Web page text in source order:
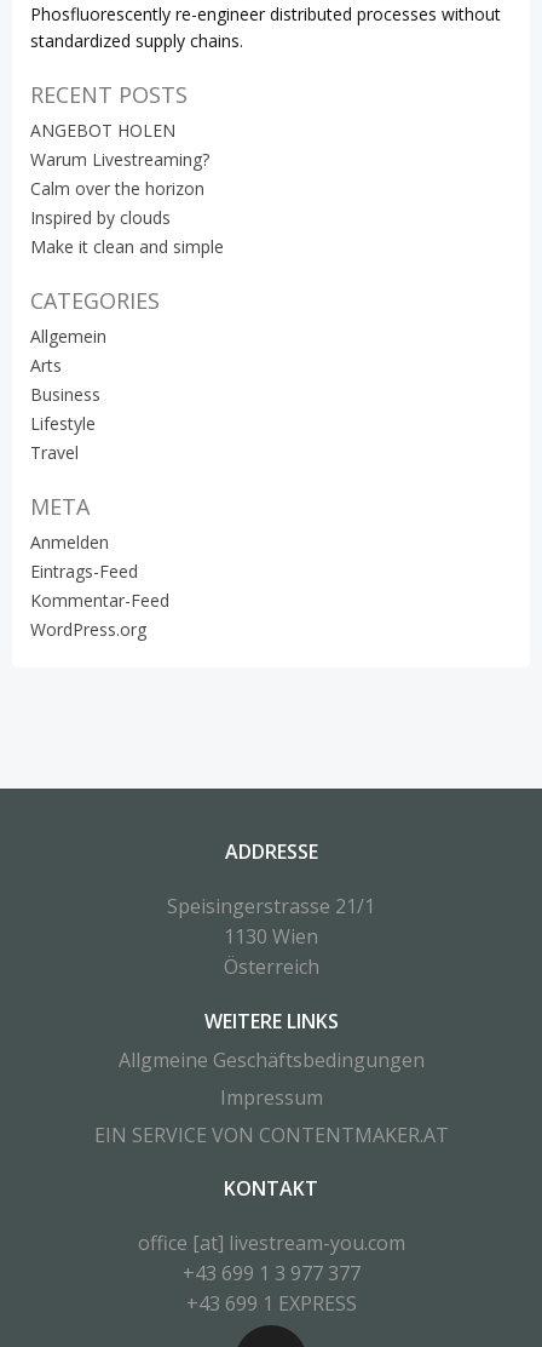
Phosfluorescently re-engineer distributed processes without
standardized supply chains.
RECENT POSTS
ANGEBOT HOLEN
Warum Livestreaming?
Calm over the horizon
Inspired by clouds
Make it clean and simple
CATEGORIES
Allgemein
Arts
Business
Lifestyle
Travel
META
Anmelden
Eintrags-Feed
Kommentar-Feed
WordPress.org
ADDRESSE
Speisingerstrasse 21/1
1130 Wien
Österreich
WEITERE LINKS
Allgmeine Geschäftsbedingungen
Impressum
EIN SERVICE VON CONTENTMAKER.AT
KONTAKT
office [at] livestream-you.com
+43 699 1 3 977 377
+43 699 1 EXPRESS